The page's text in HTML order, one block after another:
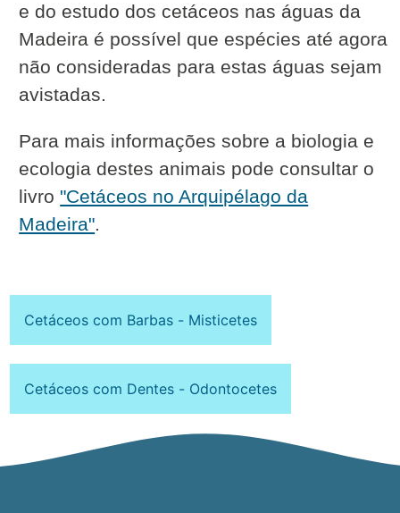
e do estudo dos cetáceos nas águas da
Madeira é possível que espécies até agora
não consideradas para estas águas sejam
avistadas.
Para mais informações sobre a biologia e
ecologia destes animais pode consultar o
livro "Cetáceos no Arquipélago da
Madeira".
Cetáceos com Barbas - Misticetes
Cetáceos com Dentes - Odontocetes